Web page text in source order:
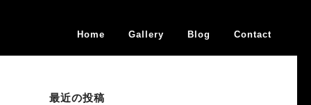
Home Gallery Blog Contact
最近の投稿